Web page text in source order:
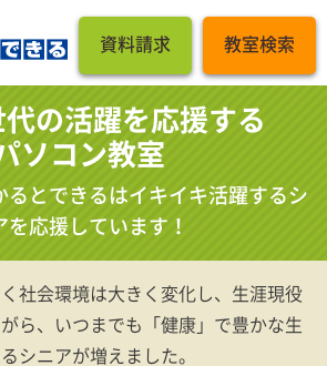
資料請求 教室検索
の活躍を応援する
ソコン教室
るとできるはイキイキ活躍するシ
を応援しています！
社会環境は大きく変化し、生涯現役
ら、いつまでも「健康」で豊かな生
シニアが増えました。